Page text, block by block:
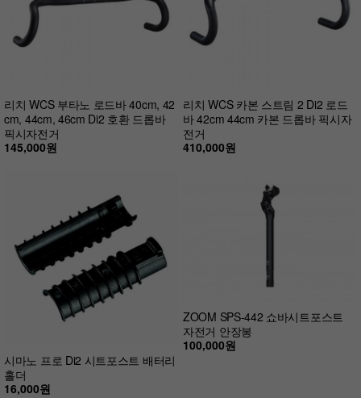
리치 WCS 부타노 로드바 40cm, 42
cm, 44cm, 46cm Di2 호환 드롭바
픽시자전거
145,000원
리치 WCS 카본 스트림 2 Di2 로드
바 42cm 44cm 카본 드롭바 픽시자
전거
410,000원
시마노 프로 Di2 시트포스트 배터리
홀더
16,000원
ZOOM SPS-442 쇼바시트포스트
자전거 안장봉
100,000원